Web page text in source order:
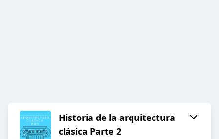
Historia de la arquitectura
clásica Parte 2